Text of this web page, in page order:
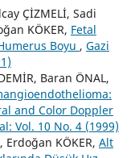
ÇİZMELİ, Sadi
KÖKER, Fetal
Boyu , Gazi
Baran ÖNAL,
and Color Doppler
Vol. 10 No. 4 (1999)
Erdoğan KÖKER, Alt